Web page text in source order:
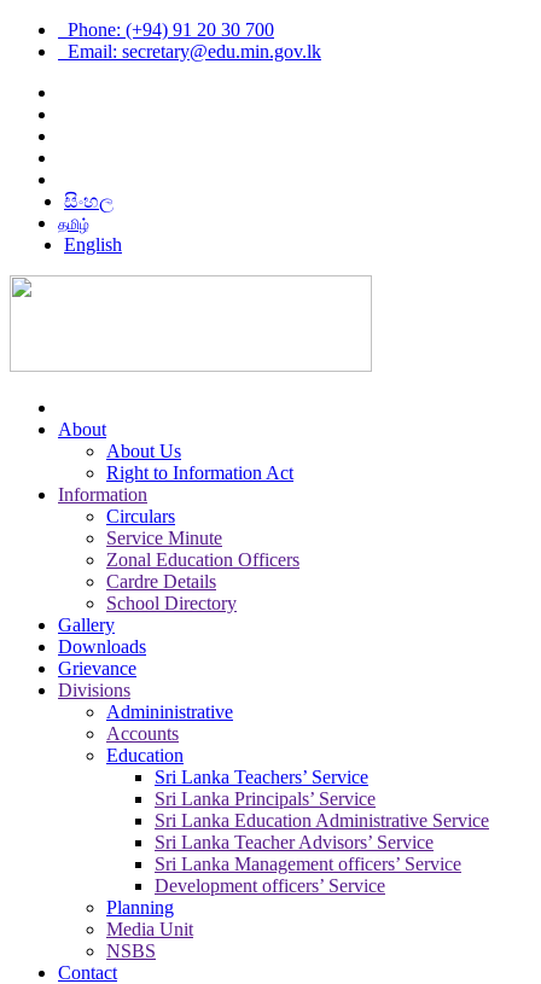
Phone: (+94) 91 20 30 700
Email: secretary@edu.min.gov.lk
සිංහල
தமிழ்
English
About
About Us
Right to Information Act
Information
Circulars
Service Minute
Zonal Education Officers
Cardre Details
School Directory
Gallery
Downloads
Grievance
Divisions
Admininistrative
Accounts
Education
Sri Lanka Teachers’ Service
Sri Lanka Principals’ Service
Sri Lanka Education Administrative Service
Sri Lanka Teacher Advisors’ Service
Sri Lanka Management officers’ Service
Development officers’ Service
Planning
Media Unit
NSBS
Contact